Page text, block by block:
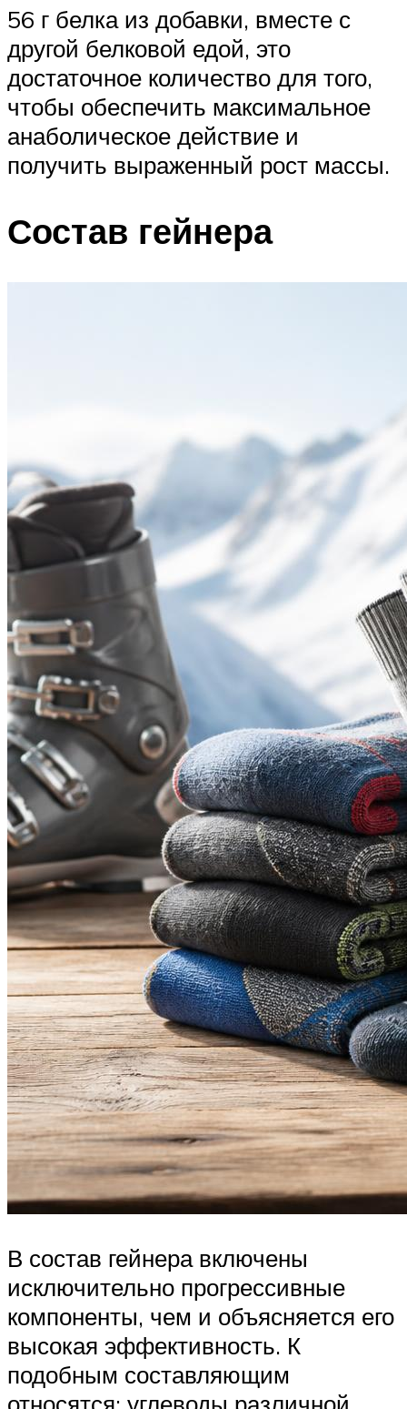
56 г белка из добавки, вместе с
другой белковой едой, это
достаточное количество для того,
чтобы обеспечить максимальное
анаболическое действие и
получить выраженный рост массы.
Состав гейнера
В состав гейнера включены
исключительно прогрессивные
компоненты, чем и объясняется его
высокая эффективность. К
подобным составляющим